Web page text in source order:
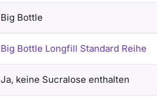
Big Bottle
Big Bottle Longfill Standard Reihe
Ja, keine Sucralose enthalten